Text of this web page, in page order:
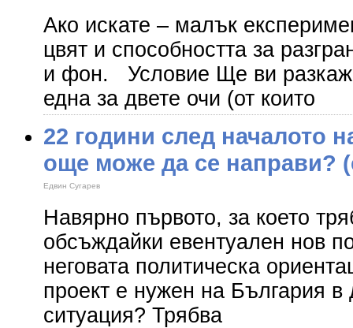
Ако искате – малък
цвят и способността за
и фон. Условие Ще ви
една за двете очи (от които
22 години след началото
още може да се направи?
Едвин Сугарев
Навярно първото, за което
обсъждайки евентуален нов
неговата политическа
проект е нужен на България в
ситуация? Трябва